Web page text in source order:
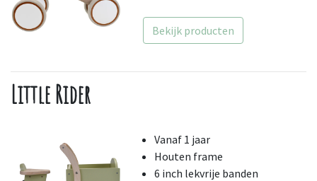
Bekijk producten
Little Rider
Vanaf 1 jaar
Houten frame
6 inch lekvrije banden